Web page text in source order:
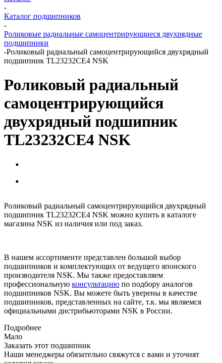
-
Каталог подшипников
-
Роликовые радиальные самоцентрирующиеся двухрядные
подшипники
-Роликовый радиальный самоцентрирующийся двухрядный
подшипник TL23232CE4 NSK
Роликовый радиальный
самоцентрирующийся
двухрядный подшипник
TL23232CE4 NSK
Роликовый радиальный самоцентрирующийся двухрядный
подшипник TL23232CE4 NSK можно купить в каталоге
магазина NSK из наличия или под заказ.
В нашем ассортименте представлен большой выбор
подшипников и комплектующих от ведущего японского
производителя NSK. Мы также предоставляем
профессиональную консультацию по подбору аналогов
подшипников NSK. Вы можете быть уверены в качестве
подшипников, представленных на сайте, т.к. мы являемся
официальными дистрибьюторами NSK в России.
Подробнее
Мало
Заказать этот подшипник
Наши менеджеры обязательно свяжутся с вами и уточнят